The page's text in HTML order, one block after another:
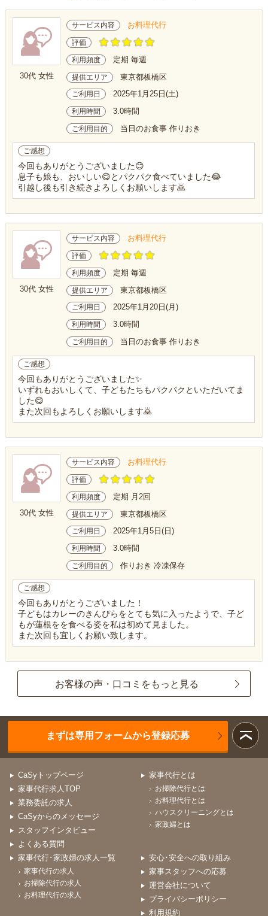
30代 女性
サービス内容 お料理代行
評価
利用頻度 定期 毎週
提供エリア 東京都板橋区
ご利用日 2025年1月25日(土)
利用時間 3.0時間
ご利用目的 当日のお食事 作りおき
ご感想
今回もありがとうございました😊
息子も娘も、おいしい😋とパクパク食べていました😂
引越し後も引き続きよろしくお願いします🙇
30代 女性
サービス内容 お料理代行
評価
利用頻度 定期 毎週
提供エリア 東京都板橋区
ご利用日 2025年1月20日(月)
利用時間 3.0時間
ご利用目的 当日のお食事 作りおき
ご感想
今回もありがとうございました✨
いずれもおいしくて、子どもたちもパクパクといただいてま
した😋
また次回もよろしくお願いします🙇
30代 女性
サービス内容 お料理代行
評価
利用頻度 定期 月2回
提供エリア 東京都板橋区
ご利用日 2025年1月5日(日)
利用時間 3.0時間
ご利用目的 作りおき 冷凍保存
ご感想
今回もありがとうございました！
子どもはカレーのきんぴらをとても気に入ったようで、子ど
もが蓮根をを食べる姿を私は初めて見ました。
また次回も宜しくお願い致します。
お客様の声・口コミをもっと見る
まずは専用フォームから登録応募
CaSyトップページ
家事代行求人TOP
業務委託の求人
CaSyからのメッセージ
スタッフインタビュー
よくある質問
家事代行とは
お掃除代行とは
お料理代行とは
ハウスクリーニングとは
家政婦とは
家事代行･家政婦の求人一覧
家事代行の求人
お掃除代行の求人
お料理代行の求人
安心･安全への取り組み
家事スタッフへの応募
運営会社について
プライバシーポリシー
利用規約